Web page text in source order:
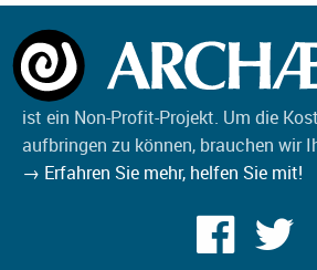
ist ein Non-Profit-Projekt. Um die
aufbringen zu können, brauchen wir
→ Erfahren Sie mehr, helfen Sie mit!